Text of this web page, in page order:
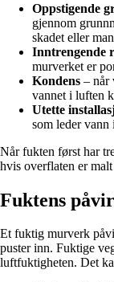
Oppstigende
gjennom
skadet eller
Inntrengende
murverket er
Kondens – når
vannet i luften
Utette
som leder
Når fukten først har
hvis overflaten er
Fuktens
Et fuktig murverk
puster inn. Fuktige
luftfuktigheten. Det